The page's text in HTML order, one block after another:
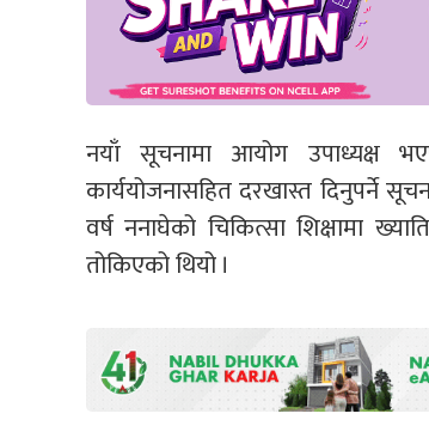
नयाँ सूचनामा आयोग उपाध्यक्ष
कार्ययोजनासहित दरखास्त दिनुपर्ने
वर्ष ननाघेको चिकित्सा शिक्षामा
तोकिएको थियो ।